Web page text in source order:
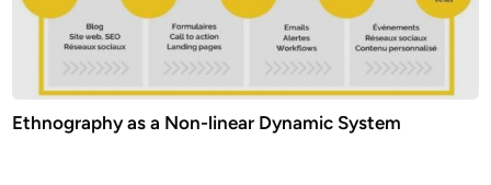
Ethnography as a Non-linear Dynamic System